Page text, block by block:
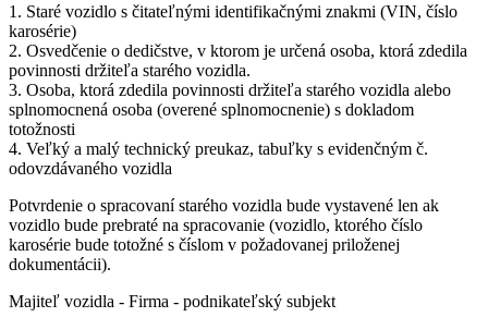
1. Staré vozidlo s čitateľnými identifikačnými znakmi (VIN, číslo
karosérie)
2. Osvedčenie o dedičstve, v ktorom je určená osoba, ktorá zdedila
povinnosti držiteľa starého vozidla.
3. Osoba, ktorá zdedila povinnosti držiteľa starého vozidla alebo
splnomocnená osoba (overené splnomocnenie) s dokladom
totožnosti
4. Veľký a malý technický preukaz, tabuľky s evidenčným č.
odovzdávaného vozidla
Potvrdenie o spracovaní starého vozidla bude vystavené len ak
vozidlo bude prebraté na spracovanie (vozidlo, ktorého číslo
karosérie bude totožné s číslom v požadovanej priloženej
dokumentácii).
Majiteľ vozidla - Firma - podnikateľský subjekt